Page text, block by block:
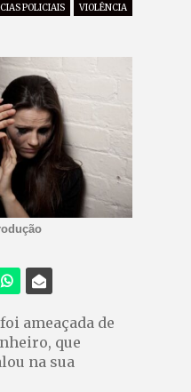
POLICIAIS VIOLÊNCIA
ameaçada de
que
na sua